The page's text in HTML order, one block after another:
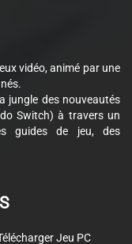
vidéo, animé par une
jungle des nouveautés
Switch) à travers un
guides de jeu, des
Jeu PC